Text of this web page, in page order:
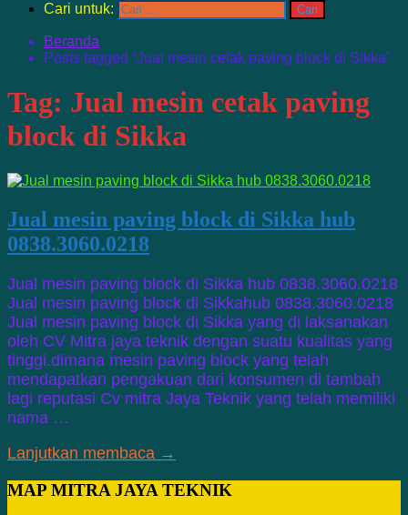
Cari untuk:
Beranda
Posts tagged “Jual mesin cetak paving block di Sikka”
Tag: Jual mesin cetak paving
block di Sikka
Jual mesin paving block di Sikka hub
0838.3060.0218
Jual mesin paving block di Sikka hub 0838.3060.0218
Jual mesin paving block di Sikkahub 0838.3060.0218
Jual mesin paving block di Sikka yang di laksanakan
oleh CV Mitra jaya teknik dengan suatu kualitas yang
tinggi.dimana mesin paving block yang telah
mendapatkan pengakuan dari konsumen di tambah
lagi reputasi Cv mitra Jaya Teknik yang telah memiliki
nama …
Lanjutkan membaca →
MAP MITRA JAYA TEKNIK